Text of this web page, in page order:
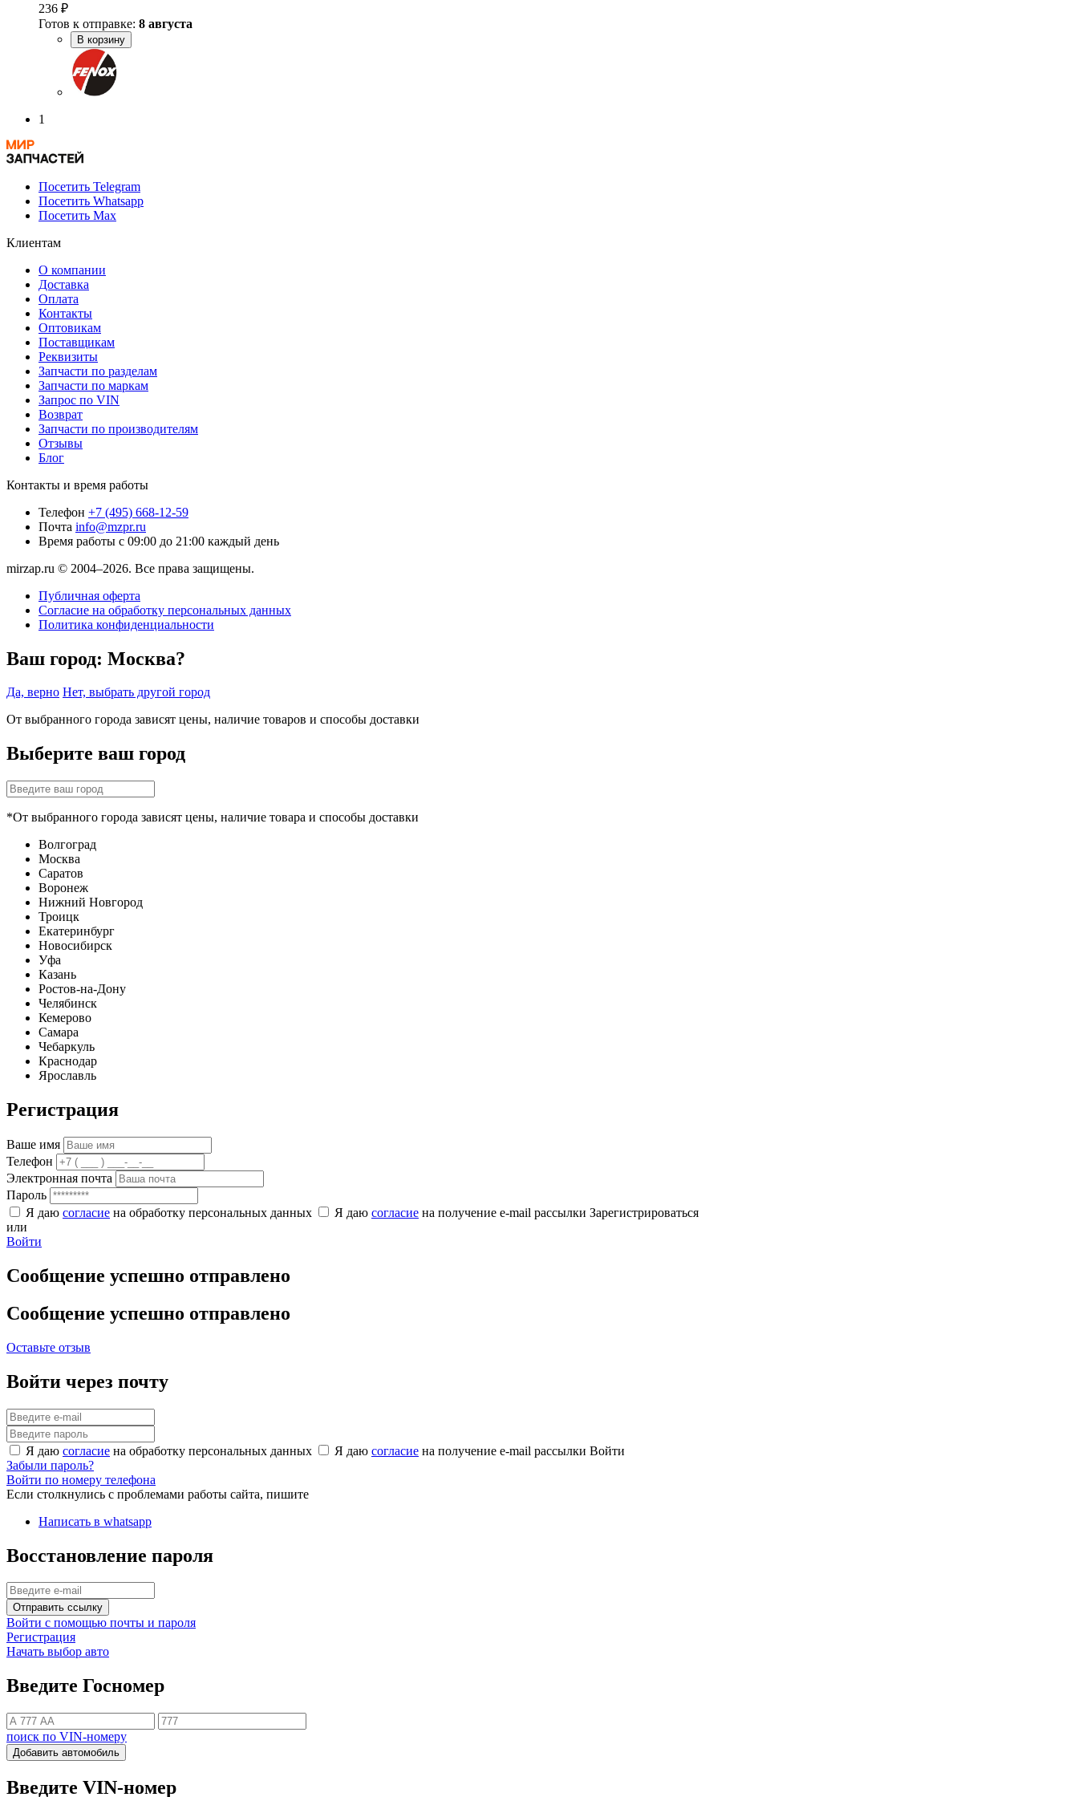
236 ₽
Готов к отправке: 8 августа
В корзину
1
Посетить Telegram
Посетить Whatsapp
Посетить Max
Клиентам
О компании
Доставка
Оплата
Контакты
Оптовикам
Поставщикам
Реквизиты
Запчасти по разделам
Запчасти по маркам
Запрос по VIN
Возврат
Запчасти по производителям
Отзывы
Блог
Контакты и время работы
Телефон +7 (495) 668-12-59
Почта info@mzpr.ru
Время работы с 09:00 до 21:00 каждый день
mirzap.ru © 2004–2026. Все права защищены.
Публичная оферта
Согласие на обработку персональных данных
Политика конфиденциальности
Ваш город: Москва?
Да, верно Нет, выбрать другой город
От выбранного города зависят цены, наличие товаров и способы доставки
Выберите ваш город
*От выбранного города зависят цены, наличие товара и способы доставки
Волгоград
Москва
Саратов
Воронеж
Нижний Новгород
Троицк
Екатеринбург
Новосибирск
Уфа
Казань
Ростов-на-Дону
Челябинск
Кемерово
Самара
Чебаркуль
Краснодар
Ярославль
Регистрация
Ваше имя
Телефон
Электронная почта
Пароль
Я даю согласие на обработку персональных данных Я даю согласие на получение e-mail рассылки Зарегистрироваться
или
Войти
Сообщение успешно отправлено
Сообщение успешно отправлено
Оставьте отзыв
Войти через почту
Я даю согласие на обработку персональных данных Я даю согласие на получение e-mail рассылки Войти
Забыли пароль?
Войти по номеру телефона
Если столкнулись с проблемами работы сайта, пишите
Написать в whatsapp
Восстановление пароля
Отправить ссылку
Войти с помощью почты и пароля
Регистрация
Начать выбор авто
Введите Госномер
поиск по VIN-номеру
Добавить автомобиль
Введите VIN-номер